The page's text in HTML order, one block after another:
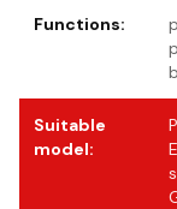
Functions:
Suitable
model: